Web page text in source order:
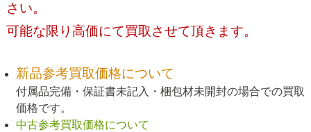
さい。
可能な限り高価にて買取させて頂きます。
新品参考買取価格について
付属品完備・保証書未記入・梱包材未開封の場合での買取
価格です。
中古参考買取価格について